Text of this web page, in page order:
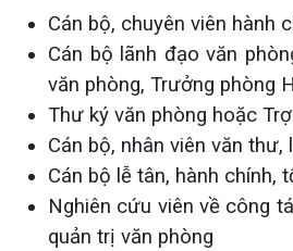
Cán bộ, chuyên viên hành
Cán bộ lãnh đạo văn
văn phòng, Trưởng phòng
Thư ký văn phòng hoặc
Cán bộ, nhân viên văn thư,
Cán bộ lễ tân, hành chính,
Nghiên cứu viên về công
quản trị văn phòng